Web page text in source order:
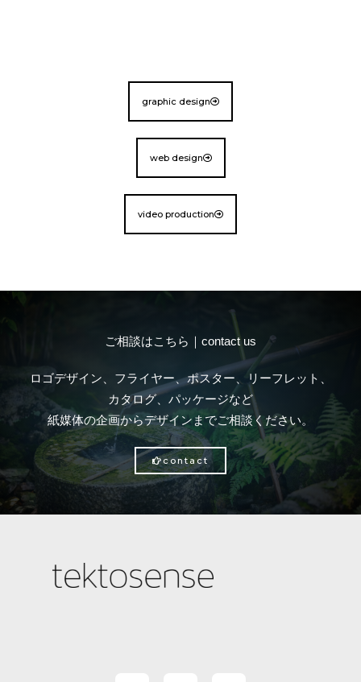
graphic design
web design
video production
ご相談はこちら｜contact us
ロゴデザイン、フライヤー、ポスター、リーフレット、
カタログ、パッケージなど
紙媒体の企画からデザインまでご相談ください。
contact